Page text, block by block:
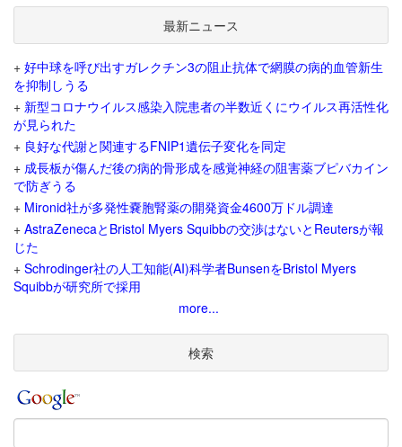
最新ニュース
+ 好中球を呼び出すガレクチン3の阻止抗体で網膜の病的血管新生
を抑制しうる
+ 新型コロナウイルス感染入院患者の半数近くにウイルス再活性化
が見られた
+ 良好な代謝と関連するFNIP1遺伝子変化を同定
+ 成長板が傷んだ後の病的骨形成を感覚神経の阻害薬ブピバカイン
で防ぎうる
+ Mironid社が多発性嚢胞腎薬の開発資金4600万ドル調達
+ AstraZenecaとBristol Myers Squibbの交渉はないとReutersが報
じた
+ Schrodinger社の人工知能(AI)科学者BunsenをBristol Myers
Squibbが研究所で採用
more...
検索